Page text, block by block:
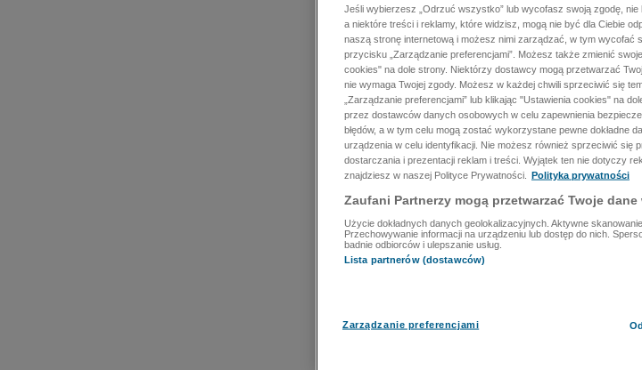
Jeśli wybierzesz „Odrzuć wszystko” lub wycofasz swoją zgodę,
a niektóre treści i reklamy, które widzisz, mogą nie być dla Ciebie
naszą stronę internetową i możesz nimi zarządzać, w tym wycofać
przycisku „Zarządzanie preferencjami”. Możesz także zmienić
cookies" na dole strony. Niektórzy dostawcy mogą przetwarzać
nie wymaga Twojej zgody. Możesz w każdej chwili sprzeciwić się
„Zarządzanie preferencjami” lub klikając "Ustawienia cookies" na
przez dostawców danych osobowych w celu zapewnienia
błędów, a w tym celu mogą zostać wykorzystane pewne dokładne
urządzenia w celu identyfikacji. Nie możesz również sprzeciwić się
dostarczania i prezentacji reklam i treści. Wyjątek ten nie dotyczy
znajdziesz w naszej Polityce Prywatności.
Polityka prywatności
Zaufani Partnerzy mogą przetwarzać Twoje
Użycie dokładnych danych geolokalizacyjnych. Aktywne
Przechowywanie informacji na urządzeniu lub dostęp do nich.
badnie odbiorców i ulepszanie usług.
Lista partnerów (dostawców)
Zarządzanie preferencjami